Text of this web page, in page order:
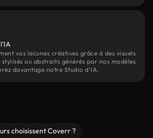
vos lacunes créatives grâce à des visuels
ou abstraits générés par nos modèles
davantage notre Studio d'IA.
choisissent Coverr ?